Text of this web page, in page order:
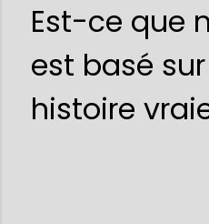
Est-ce que
est basé
histoire